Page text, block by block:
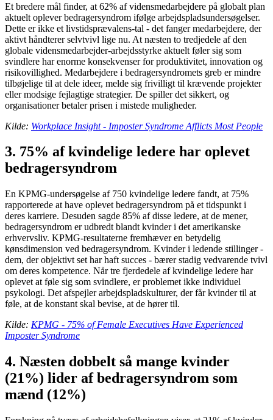
Et bredere mål finder, at 62% af vidensmedarbejdere på globalt plan
aktuelt oplever bedragersyndrom ifølge arbejdspladsundersøgelser.
Dette er ikke et livstidsprævalens-tal - det fanger medarbejdere, der
aktivt håndterer selvtvivl lige nu. At næsten to tredjedele af den
globale vidensmedarbejder-arbejdsstyrke aktuelt føler sig som
svindlere har enorme konsekvenser for produktivitet, innovation og
risikovillighed. Medarbejdere i bedragersyndromets greb er mindre
tilbøjelige til at dele ideer, melde sig frivilligt til krævende projekter
eller modsige fejlagtige strategier. De spiller det sikkert, og
organisationer betaler prisen i mistede muligheder.
Kilde: Workplace Insight - Imposter Syndrome Afflicts Most People
3. 75% af kvindelige ledere har oplevet
bedragersyndrom
En KPMG-undersøgelse af 750 kvindelige ledere fandt, at 75%
rapporterede at have oplevet bedragersyndrom på et tidspunkt i
deres karriere. Desuden sagde 85% af disse ledere, at de mener,
bedragersyndrom er udbredt blandt kvinder i det amerikanske
erhvervsliv. KPMG-resultaterne fremhæver en betydelig
kønsdimension ved bedragersyndrom. Kvinder i ledende stillinger -
dem, der objektivt set har haft succes - bærer stadig vedvarende tvivl
om deres kompetence. Når tre fjerdedele af kvindelige ledere har
oplevet at føle sig som svindlere, er problemet ikke individuel
psykologi. Det afspejler arbejdspladskulturer, der får kvinder til at
føle, at de konstant skal bevise, at de hører til.
Kilde: KPMG - 75% of Female Executives Have Experienced
Imposter Syndrome
4. Næsten dobbelt så mange kvinder
(21%) lider af bedragersyndrom som
mænd (12%)